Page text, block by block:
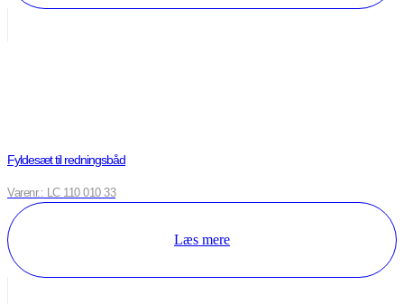
Fyldesæt til redningsbåd
Varenr.: LC 110 010 33
Læs mere